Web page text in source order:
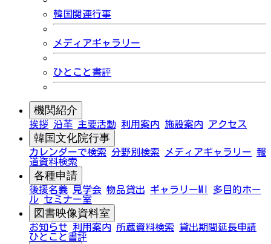
韓国関連行事
メディアギャラリー
ひとこと書評
機関紹介
挨拶 沿革 主要活動 利用案内 施設案内 アクセス
韓国文化院行事
カレンダーで検索 分野別検索 メディアギャラリー 報
道資料検索
各種申請
後援名義 見学会 物品貸出 ギャラリーMI
多目的ホー
ル セミナー室
図書映像資料室
お知らせ 利用案内 所蔵資料検索
貸出期間延長申請
ひとこと書評